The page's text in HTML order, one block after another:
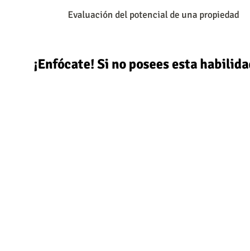
Evaluación del potencial de una propiedad
¡Enfócate! Si no posees esta